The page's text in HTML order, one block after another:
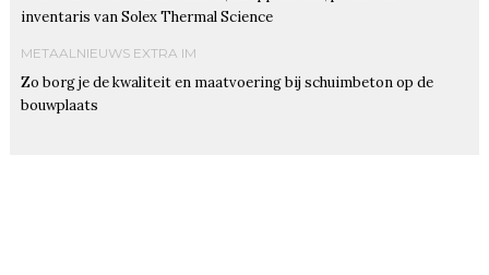
inventaris van Solex Thermal Science
METAALNIEUWS EXTRA IM
Zo borg je de kwaliteit en maatvoering bij schuimbeton op de
bouwplaats